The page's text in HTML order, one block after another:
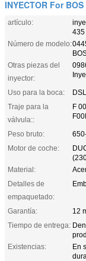
INYECTOR For BOS
artículo:
435
Número de modelo:
Otras piezas del
inyector:
Uso para la boca:
Traje para la
válvula::
F
Peso bruto:
Motor de coche:
Material:
Detalles de
empaquetado:
Garantía:
12
Tiempo de entrega:
Existencias:
En